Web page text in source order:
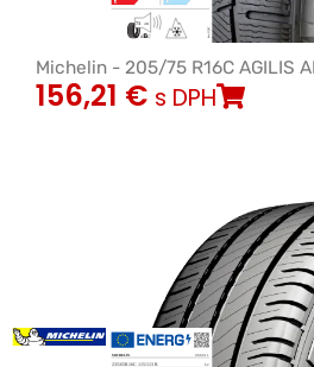
Michelin - 205/75 R16C AGILIS
156,21 € s DPH